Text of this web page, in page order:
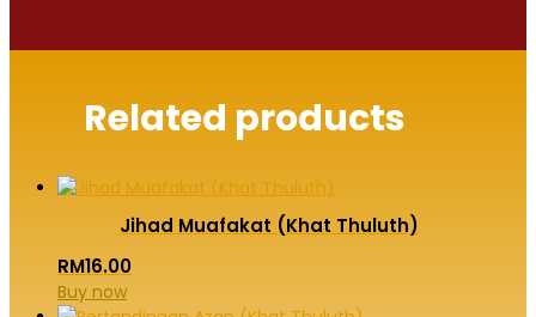
Related products
Jihad Muafakat (Khat Thuluth)
RM16.00
Buy now